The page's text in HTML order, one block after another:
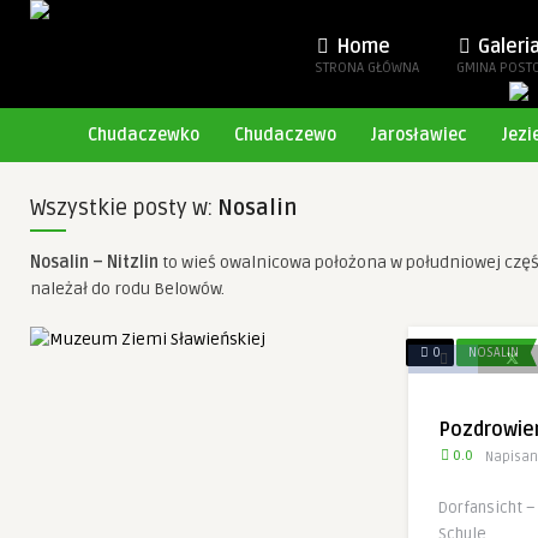
Home
STRONA GŁÓWNA
Galeria
GMINA
Chudaczewko Chudaczewo Jarosławiec
Wszystkie posty w: Nosalin
Nosalin – Nitzlin to wieś owalnicowa położona w południowej
należał do rodu Belowów.
0 NOSALIN
0.0
Dorfansicht –